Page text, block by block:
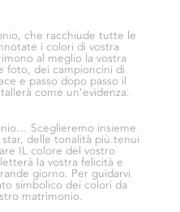
che racchiude tutte le
i colori di vostra
al meglio la vostra
foto, dei campioncini di
e passo dopo passo il
come un’evidenza.
Sceglieremo insieme
delle tonalità più tenui
IL colore del vostro
la vostra felicità e
giorno. Per guidarvi
simbolico dei colori da
matrimonio.